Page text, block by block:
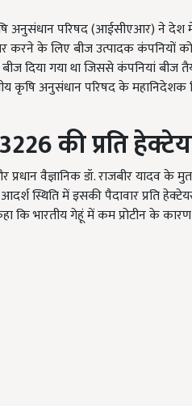
अनुसंधान परिषद (आईसीएआर) ने
करने के लिए बीज उत्पादक कंपनियों
दिया गया था जिससे कंपनियां
कृषि अनुसंधान परिषद के महानिदेशक
की प्रति
वैज्ञानिक डॉ. राजबीर यादव
स्थिति में इसकी पैदावार प्रति
कि भारतीय गेहूं में कम प्रोटीन के